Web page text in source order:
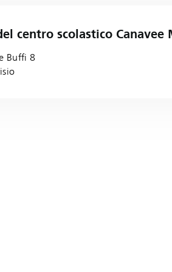
centro scolastico Canavee
Buffi 8